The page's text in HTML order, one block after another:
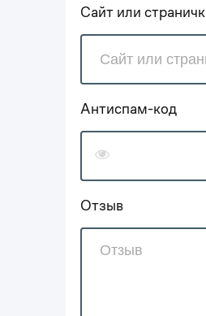
Сайт или
Антиспам-код
Отзыв